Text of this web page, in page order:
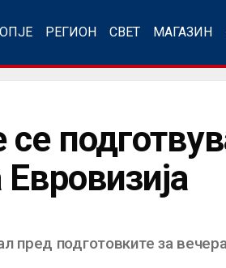
РЕГИОН СВЕТ МАГАЗИН
подготовките за